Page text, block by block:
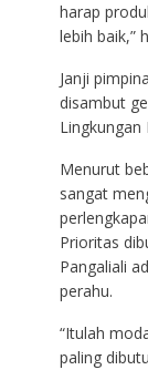
harap
lebih baik,”
Janji
disambut
Lingkungan
Menurut
sangat
Prioritas
Pangaliali
perahu.
“Itulah
paling